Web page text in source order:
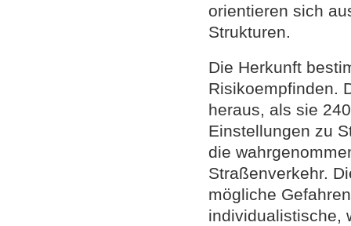
orientieren sich
Strukturen.
Die Herkunft
Risikoempfinden.
heraus, als sie
Einstellungen zu
die
Straßenverkehr.
mögliche
individualistische,